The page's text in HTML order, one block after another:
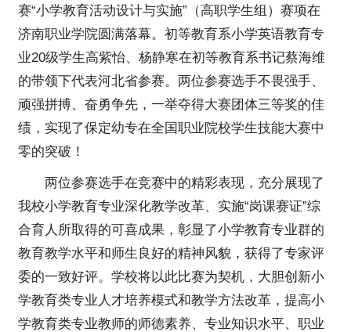
赛“小学教育活动设计与实施”（高职学生组）赛项在
济南职业学院圆满落幕。初等教育系小学英语教育专
业20级学生高紫怡、杨静寒在初等教育系书记蔡海维
的带领下代表河北省参赛。两位参赛选手不畏强手、
顽强拼搏、奋勇争先，一举夺得大赛团体三等奖的佳
绩，实现了保定幼专在全国职业院校学生技能大赛中
零的突破！
两位参赛选手在竞赛中的精彩表现，充分展现了
我校小学教育专业深化教学改革、实施“岗课赛证”综
合育人所取得的可喜成果，彰显了小学教育专业群的
教育教学水平和师生良好的精神风貌，获得了专家评
委的一致好评。学校将以此比赛为契机，大胆创新小
学教育类专业人才培养模式和教学方法改革，提高小
学教育类专业教师的师德素养、专业知识水平、职业